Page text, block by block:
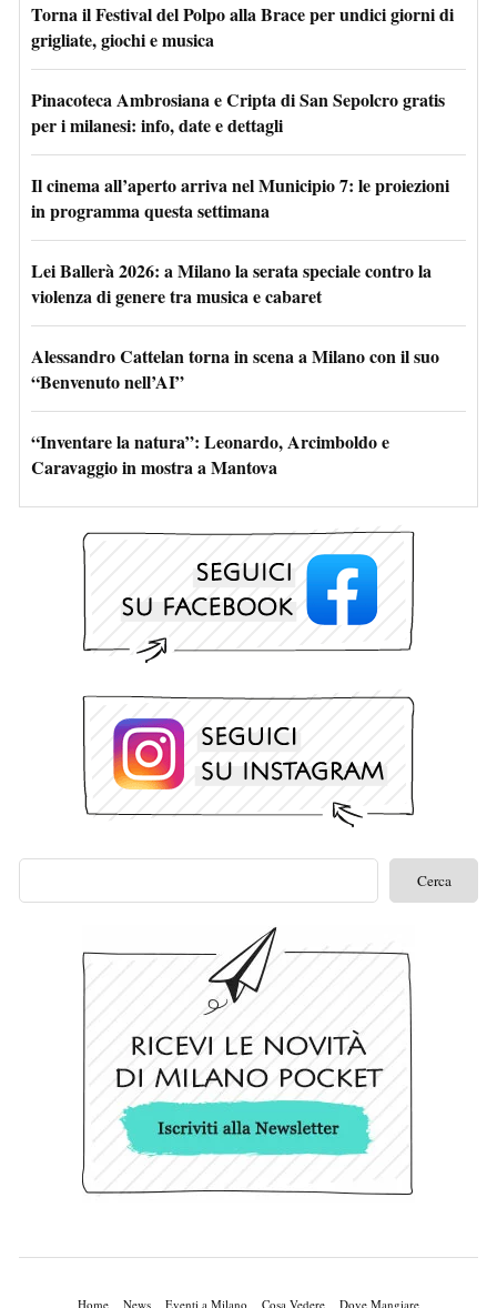
Torna il Festival del Polpo alla Brace per undici giorni di
grigliate, giochi e musica
Pinacoteca Ambrosiana e Cripta di San Sepolcro gratis
per i milanesi: info, date e dettagli
Il cinema all’aperto arriva nel Municipio 7: le proiezioni
in programma questa settimana
Lei Ballerà 2026: a Milano la serata speciale contro la
violenza di genere tra musica e cabaret
Alessandro Cattelan torna in scena a Milano con il suo
“Benvenuto nell’AI”
“Inventare la natura”: Leonardo, Arcimboldo e
Caravaggio in mostra a Mantova
Home News Eventi a Milano Cosa Vedere Dove Mangiare